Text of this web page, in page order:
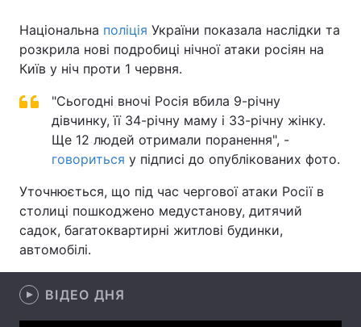
Головна Війна
Україна
Економіка Світ
Спорт Наука
Зброя Інциденти
Здоров'я
Цікавинки
Екологія Регіони
Національна поліція України показала наслідки та
розкрила нові подробиці нічної атаки росіян на
Київ у ніч проти 1 червня.
"Сьогодні вночі Росія вбила 9-річну
дівчинку, її 34-річну маму і 33-річну жінку.
Ще 12 людей отримали поранення", -
говориться у підписі до опублікованих фото.
Уточнюється, що під час чергової атаки Росії в
столиці пошкоджено медустанову, дитячий
садок, багатоквартирні житлові будинки,
автомобілі.
ВІДЕО ДНЯ